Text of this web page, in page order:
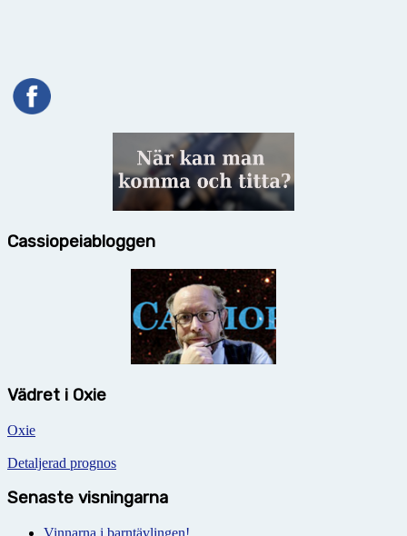
Cassiopeiabloggen
Vädret i Oxie
Oxie
Detaljerad prognos
Senaste visningarna
Vinnarna i barntävlingen!